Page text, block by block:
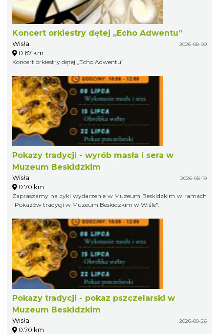
Koncert orkiestry dętej „Echo Adwentu”
Wisła 2026-08-09
0.67 km
Koncert orkiestry dętej „Echo Adwentu”
Pokazy tradycji - wyrób masła i sera w
Muzeum Beskidzkim
Wisła 2026-08-19
0.70 km
Zapraszamy na cykl wydarzenie w Muzeum Beskidzkim w ramach
"Pokazów tradycji w Muzeum Beskidzkim w Wiśle".
Pokazy tradycji - pokaz pszczelarski w
Muzeum Beskidzkim
Wisła 2026-08-26
0.70 km